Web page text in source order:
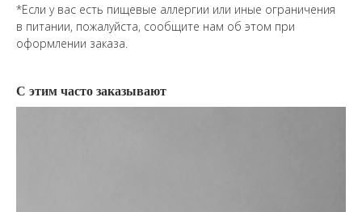
*Если у вас есть пищевые аллергии или иные ограничения
в питании, пожалуйста, сообщите нам об этом при
оформлении заказа.
С этим часто заказывают